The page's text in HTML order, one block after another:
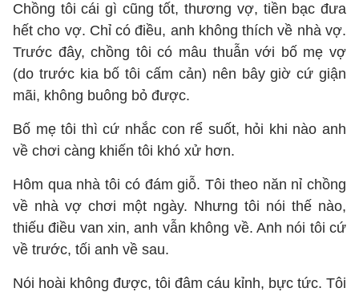
Chồng tôi cái gì cũng tốt, thương vợ, tiền bạc đưa
hết cho vợ. Chỉ có điều, anh không thích về nhà vợ.
Trước đây, chồng tôi có mâu thuẫn với bố mẹ vợ
(do trước kia bố tôi cấm cản) nên bây giờ cứ giận
mãi, không buông bỏ được.
Bố mẹ tôi thì cứ nhắc con rể suốt, hỏi khi nào anh
về chơi càng khiến tôi khó xử hơn.
Hôm qua nhà tôi có đám giỗ. Tôi theo năn nỉ chồng
về nhà vợ chơi một ngày. Nhưng tôi nói thế nào,
thiếu điều van xin, anh vẫn không về. Anh nói tôi cứ
về trước, tối anh về sau.
Nói hoài không được, tôi đâm cáu kỉnh, bực tức. Tôi